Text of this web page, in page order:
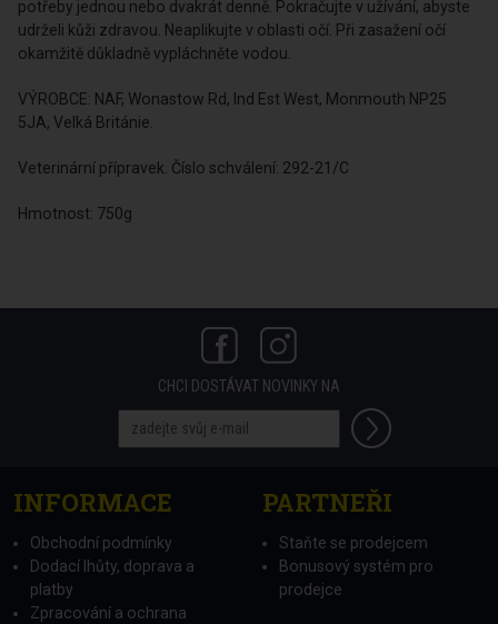
potřeby jednou nebo dvakrát denně. Pokračujte v užívání, abyste
udrželi kůži zdravou. Neaplikujte v oblasti očí. Při zasažení očí
okamžitě důkladně vypláchněte vodou.
VÝROBCE: NAF, Wonastow Rd, Ind Est West, Monmouth NP25
5JA, Velká Británie.
Veterinární přípravek. Číslo schválení: 292-21/C
Hmotnost: 750g
CHCI DOSTÁVAT NOVINKY NA
INFORMACE
Obchodní podmínky
Dodací lhůty, doprava a
platby
Zpracování a ochrana
PARTNEŘI
Staňte se prodejcem
Bonusový systém pro
prodejce